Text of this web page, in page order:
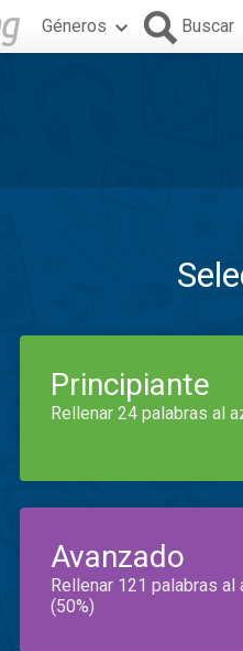
Géneros Buscar
Principiante
Rellenar 24 palabras al
Avanzado
Rellenar 121 palabras al
(50%)